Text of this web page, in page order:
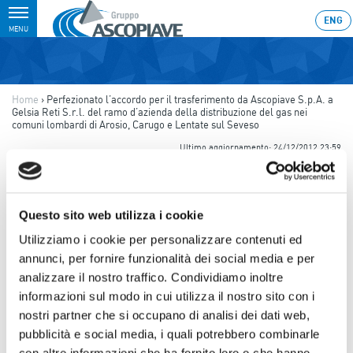
Questo sito web utilizza i cookie
Utilizziamo i cookie per personalizzare contenuti ed
annunci, per fornire funzionalità dei social media e per
analizzare il nostro traffico. Condividiamo inoltre
informazioni sul modo in cui utilizza il nostro sito con i
nostri partner che si occupano di analisi dei dati web,
pubblicità e social media, i quali potrebbero combinarle
Toggle
navigation
MENU
ENG
Home › Perfezionato l’accordo per il trasferimento da Ascopiave S.p.A. a
Gelsia Reti S.r.l. del ramo d’azienda della distribuzione del gas nei
comuni lombardi di Arosio, Carugo e Lentate sul Seveso
Ultimo aggiornamento: 24/12/2012 23:59
PERFEZIONATO L’ACCORDO
PER IL TRASFERIMENTO DA
ASCOPIAVE S.P.A. A GELSIA
RETI S.R.L. DEL RAMO
D’AZIENDA DELLA